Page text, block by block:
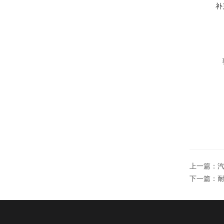
补
上一篇：
下一篇：